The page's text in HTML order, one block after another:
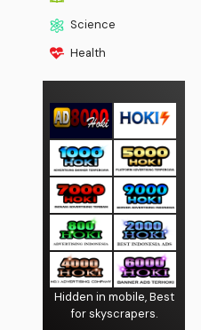
Science
Health
Hidden in mobile, Best
for skyscrapers.